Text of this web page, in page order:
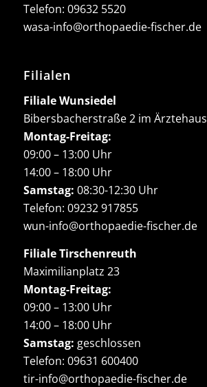
Telefon: 09632 5520
wasa-info@orthopaedie-fischer.de
Filialen
Filiale Wunsiedel
Bibersbacherstraße 2 im Ärztehaus
Montag-Freitag:
09:00 – 13:00 Uhr
14:00 – 18:00 Uhr
Samstag: 08:30-12:30 Uhr
Telefon: 09232 917855
wun-info@orthopaedie-fischer.de
Filiale Tirschenreuth
Maximilianplatz 23
Montag-Freitag:
09:00 – 13:00 Uhr
14:00 – 18:00 Uhr
Samstag: geschlossen
Telefon: 09631 600400
tir-info@orthopaedie-fischer.de